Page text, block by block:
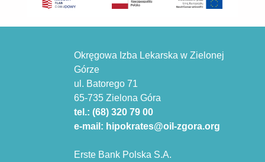
Okręgowa Izba Lekarska w Zielonej
Górze
ul. Batorego 71
65-735 Zielona Góra
tel.: (68) 320 79 00
e-mail: hipokrates@oil-zgora.org
Erste Bank Polska S.A.